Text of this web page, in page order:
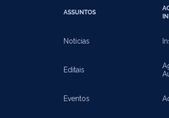
ASSUNTOS
Notícias
Editais
Eventos